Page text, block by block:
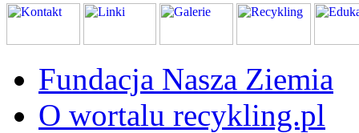
Fundacja Nasza Ziemia
O wortalu recykling.pl